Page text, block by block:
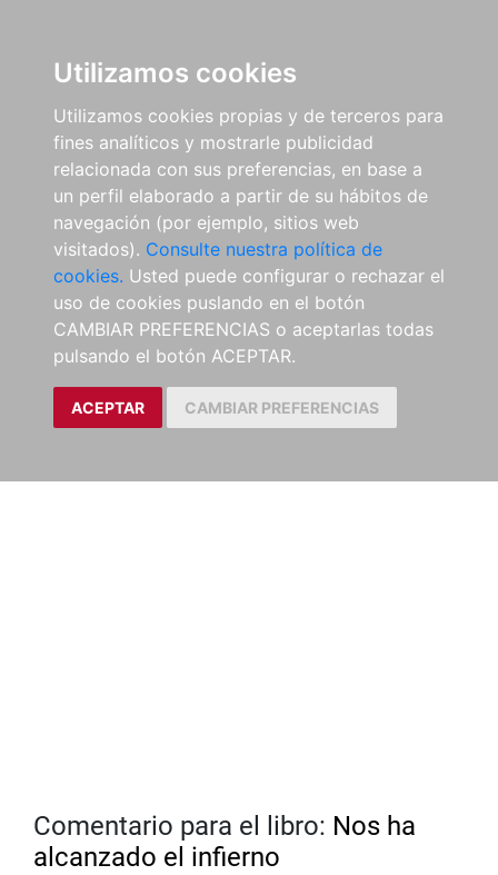
Utilizamos cookies
Utilizamos cookies propias y de terceros para
fines analíticos y mostrarle publicidad
relacionada con sus preferencias, en base a
un perfil elaborado a partir de su hábitos de
navegación (por ejemplo, sitios web
visitados). Consulte nuestra política de
cookies. Usted puede configurar o rechazar el
uso de cookies puslando en el botón
CAMBIAR PREFERENCIAS o aceptarlas todas
pulsando el botón ACEPTAR.
ACEPTAR CAMBIAR PREFERENCIAS
Comentario para el libro: Nos ha
alcanzado el infierno